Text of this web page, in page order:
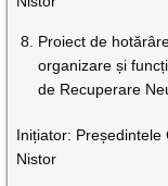
Proiect de
organizare și
de Recuperare
Inițiator:
Nistor